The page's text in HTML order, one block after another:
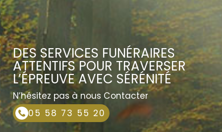
DES SERVICES FUNÉRAIRES
ATTENTIFS POUR TRAVERSER
L’ÉPREUVE AVEC SÉRÉNITÉ
N’hésitez pas à nous Contacter
05 58 73 55 20